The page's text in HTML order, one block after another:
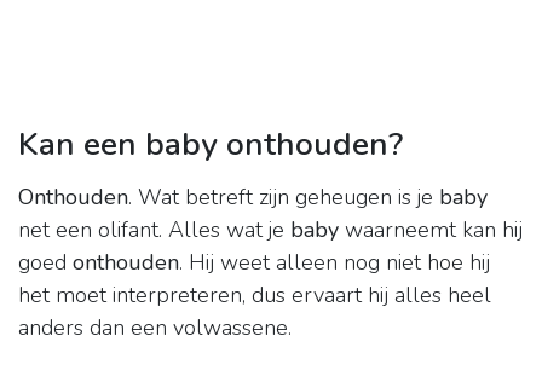
Kan een baby onthouden?
Onthouden. Wat betreft zijn geheugen is je baby
net een olifant. Alles wat je baby waarneemt kan hij
goed onthouden. Hij weet alleen nog niet hoe hij
het moet interpreteren, dus ervaart hij alles heel
anders dan een volwassene.